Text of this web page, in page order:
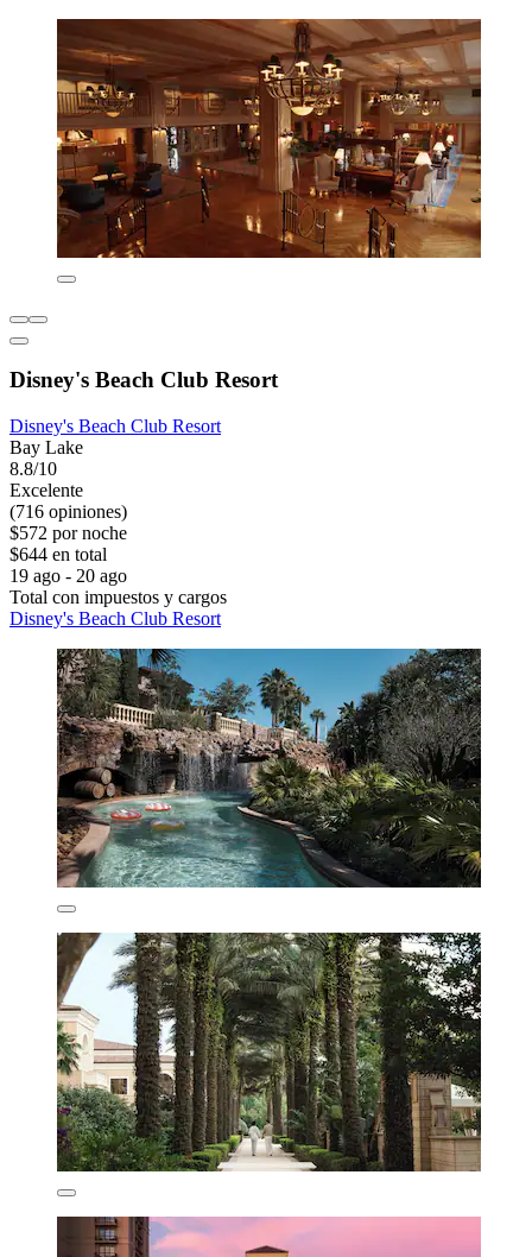
Disney's Beach Club Resort
Disney's Beach Club Resort
Bay Lake
8.8/10
Excelente
(716 opiniones)
$572 por noche
$644 en total
19 ago - 20 ago
Total con impuestos y cargos
Disney's Beach Club Resort